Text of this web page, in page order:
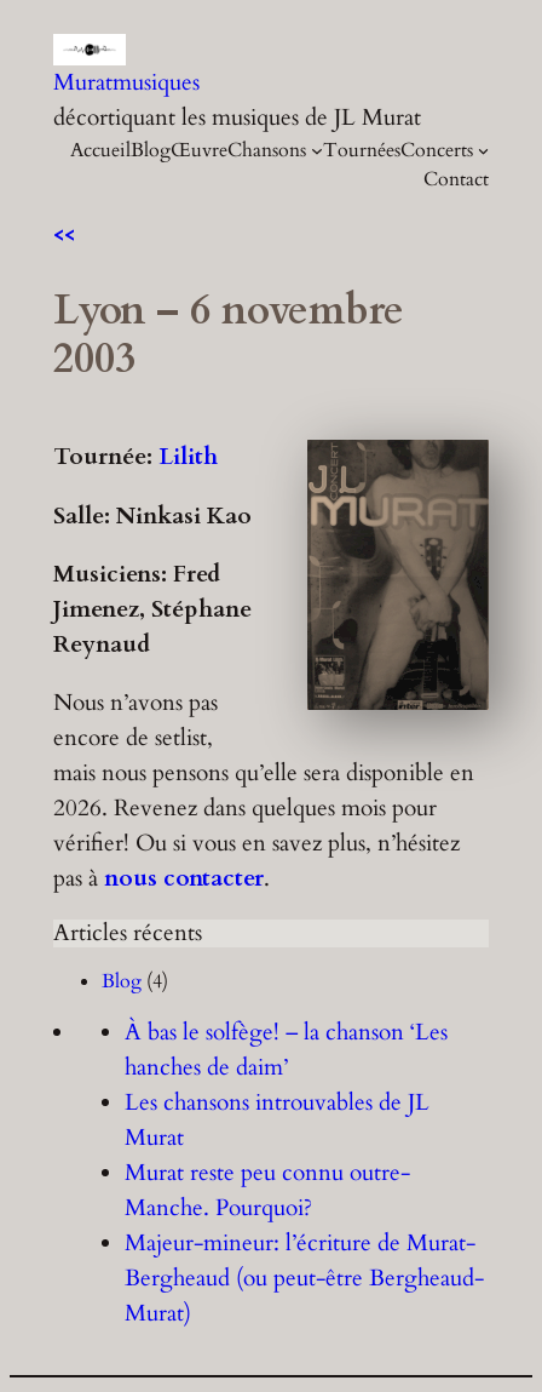
contenu
Muratmusiques
décortiquant les musiques de JL Murat
AccueilBlogŒuvreChansons TournéesConcerts
Contact
<<
Lyon – 6 novembre
2003
Tournée: Lilith
Salle: Ninkasi Kao
Musiciens: Fred
Jimenez, Stéphane
Reynaud
Nous n’avons pas
encore de setlist,
mais nous pensons qu’elle sera disponible en
2026. Revenez dans quelques mois pour
vérifier! Ou si vous en savez plus, n’hésitez
pas ànous contacter.
Articles récents
Blog(4)
À bas le solfège! – la chanson ‘Les
hanches de daim’
Les chansons introuvables de JL
Murat
Murat reste peu connu outre-
Manche. Pourquoi?
Majeur-mineur: l’écriture de Murat-
Bergheaud (ou peut-être Bergheaud-
Murat)